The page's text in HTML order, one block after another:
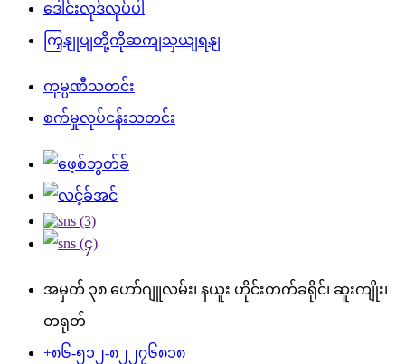
ဒေါင်းလုဒ်လုပ်ပါ
ကြှနျုပျတို့ကိုဆကျသှယျရနျ
ကုမ္ပဏီသတင်း
စက်မှုလုပ်ငန်းသတင်း
အမှတ် ၃၈ ဟော်ဂျူလမ်း၊ နယူး ဟိုင်းတက်ခရိုင်၊ ဆူးကျိုး၊
တရုတ်
+၈၆-၅၁၂-၈၂၂၇၆၈၁၈